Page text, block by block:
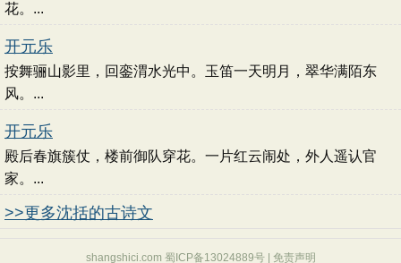
花。...
开元乐
按舞骊山影里，回銮渭水光中。玉笛一天明月，翠华满陌东
风。...
开元乐
殿后春旗簇仗，楼前御队穿花。一片红云闹处，外人遥认官
家。...
>>更多沈括的古诗文
shangshici.com 蜀ICP备13024889号 | 免责声明